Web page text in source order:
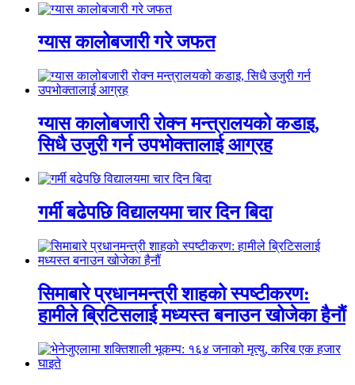
ग्यास कालोबजारी गरे जफत
ग्यास कालोबजारी रोक्न मन्त्रालयको कडाइ,
सिधै उजुरी गर्न उपभोक्तालाई आग्रह
गर्मी बढेपछि विद्यालयमा चार दिन बिदा
सिमाबारे प्रधानमन्त्री शाहको स्पष्टीकरण:
हामीले ब्रिटिसलाई मध्यस्त बनाउन खोजेका हैनौं